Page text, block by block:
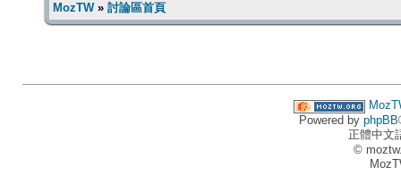
MozTW» 討論區首頁
Powered by phpBB
正體中文
©